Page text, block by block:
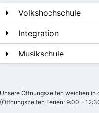
Volkshochschule
Integration
Musikschule
Unsere Öffnungszeiten weichen in
(Öffnungszeiten Ferien: 9:00 –